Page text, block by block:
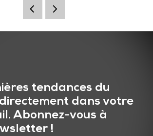
tendances du
dans votre
Abonnez-vous à
!